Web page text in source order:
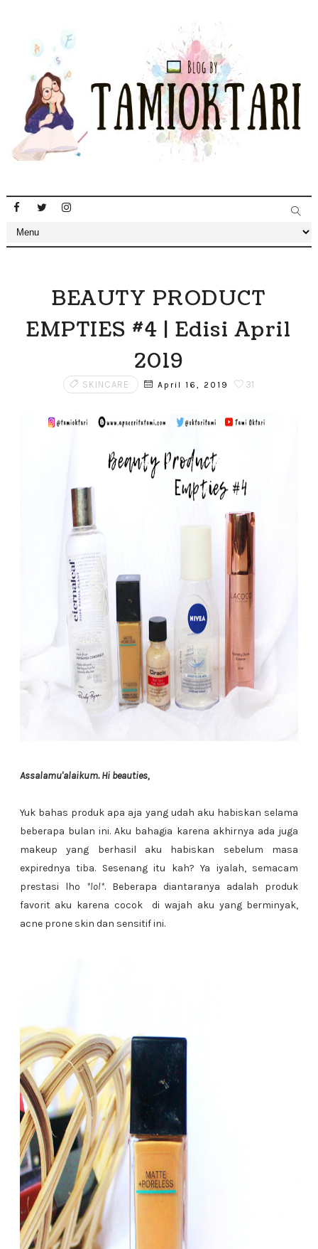
BEAUTY PRODUCT
EMPTIES #4 | Edisi April
2019
SKINCARE April 16, 2019 31
Assalamu'alaikum. Hi beauties,
Yuk bahas produk apa aja yang udah aku habiskan selama
beberapa bulan ini. Aku bahagia karena akhirnya ada juga
makeup yang berhasil aku habiskan sebelum masa
expirednya tiba. Sesenang itu kah? Ya iyalah, semacam
prestasi lho *lol*. Beberapa diantaranya adalah produk
favorit aku karena cocok di wajah aku yang berminyak,
acne prone skin dan sensitif ini.